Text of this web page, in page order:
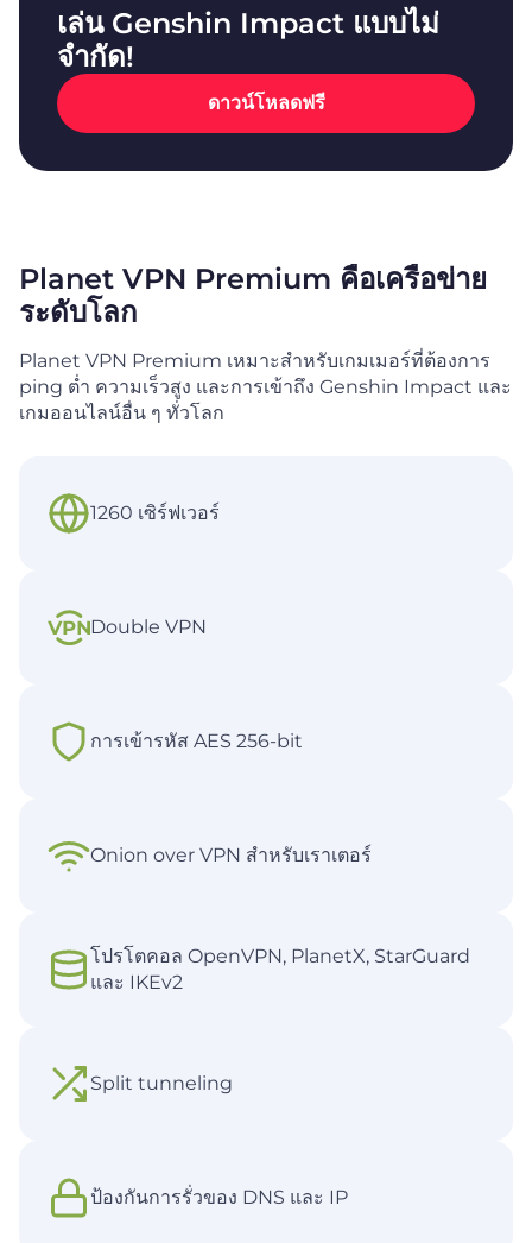
เล่น Genshin Impact แบบไม่
จำกัด!
ดาวน์โหลดฟรี
Planet VPN Premium คือเครือข่าย
ระดับโลก
Planet VPN Premium เหมาะสำหรับเกมเมอร์ที่ต้องการ
ping ต่ำ ความเร็วสูง และการเข้าถึง Genshin Impact และ
เกมออนไลน์อื่น ๆ ทั่วโลก
1260 เซิร์ฟเวอร์
Double VPN
การเข้ารหัส AES 256-bit
Onion over VPN สำหรับเราเตอร์
โปรโตคอล OpenVPN, PlanetX, StarGuard
และ IKEv2
Split tunneling
ป้องกันการรั่วของ DNS และ IP